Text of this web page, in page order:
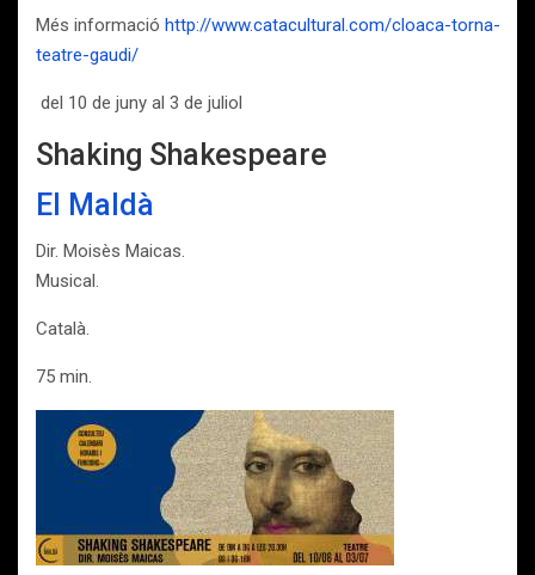
Més informació http://www.catacultural.com/cloaca-torna-a-
teatre-gaudi/
del 10 de juny al 3 de juliol
Shaking Shakespeare
El Maldà
Dir. Moisès Maicas.
Musical.
Català.
75 min.